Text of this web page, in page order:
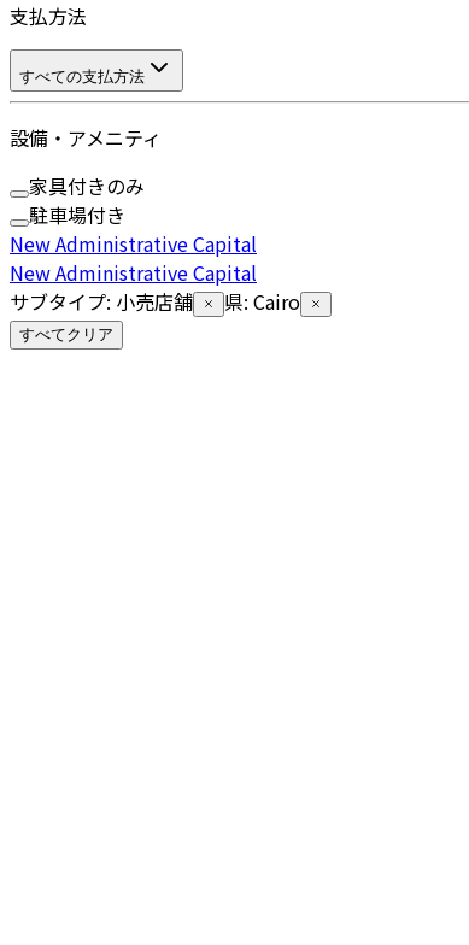
支払方法
すべての支払方法
設備・アメニティ
家具付きのみ
駐車場付き
New Administrative Capital
New Administrative Capital
サブタイプ: 小売店舗 県: Cairo
すべてクリア